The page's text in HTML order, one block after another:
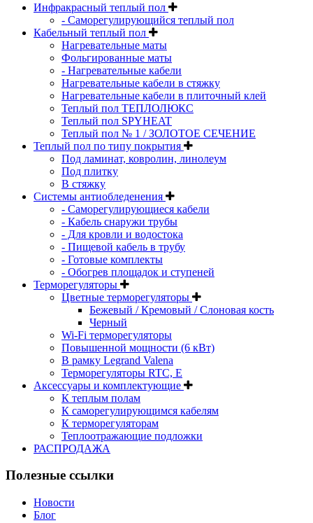
Инфракрасный теплый пол
- Саморегулирующийся теплый пол
Кабельный теплый пол
Нагревательные маты
Фольгированные маты
- Нагревательные кабели
Нагревательные кабели в стяжку
Нагревательные кабели в плиточный клей
Теплый пол ТЕПЛОЛЮКС
Теплый пол SPYHEAT
Теплый пол № 1 / ЗОЛОТОЕ СЕЧЕНИЕ
Теплый пол по типу покрытия
Под ламинат, ковролин, линолеум
Под плитку
В стяжку
Системы антиобледенения
- Саморегулирующиеся кабели
- Кабель снаружи трубы
- Для кровли и водостока
- Пищевой кабель в трубу
- Готовые комплекты
- Обогрев площадок и ступеней
Терморегуляторы
Цветные терморегуляторы
Бежевый / Кремовый / Слоновая кость
Черный
Wi-Fi терморегуляторы
Повышенной мощности (6 кВт)
В рамку Legrand Valena
Терморегуляторы RTC, Е
Aксессуары и комплектующие
К теплым полам
К саморегулирующимся кабелям
К терморегуляторам
Теплоотражающие подложки
РАСПРОДАЖА
Полезные ссылки
Новости
Блог